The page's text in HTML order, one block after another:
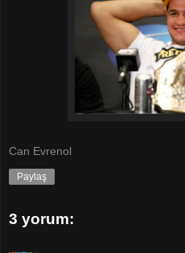
Can Evrenol
Paylaş
3 yorum: